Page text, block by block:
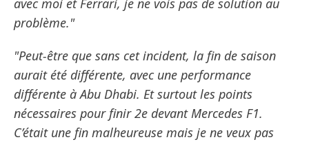
avec moi et Ferrari, je ne vois pas de solution au
problème."
"Peut-être que sans cet incident, la fin de saison
aurait été différente, avec une performance
différente à Abu Dhabi. Et surtout les points
nécessaires pour finir 2e devant Mercedes F1.
C’était une fin malheureuse mais je ne veux pas